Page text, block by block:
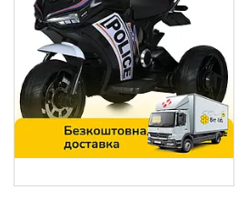
Так 2
Зарядний пристрій
Так 260
Так 3